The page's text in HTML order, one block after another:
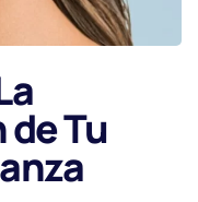
Tu